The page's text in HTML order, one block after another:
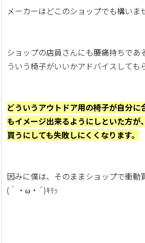
メーカーはどこのショップでも構いま
ショップの店員さんにも腰痛持ちであ
ういう椅子がいいかアドバイスしても
どういうアウトドア用の椅子が自分に
もイメージ出来るようにしといた方が
買うにしても失敗しにくくなります。
因みに僕は、そのままショップで衝動
(｀・ω・´)ｷﾘｯ